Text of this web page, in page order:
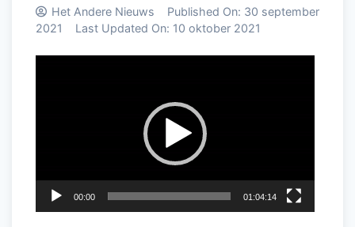
Het Andere Nieuws Published On: 30 september
2021
Last Updated On: 10 oktober 2021
00:00 01:04:14